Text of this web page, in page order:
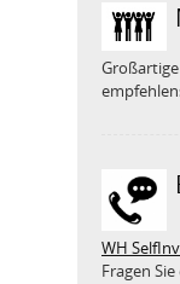
WH
Fragen